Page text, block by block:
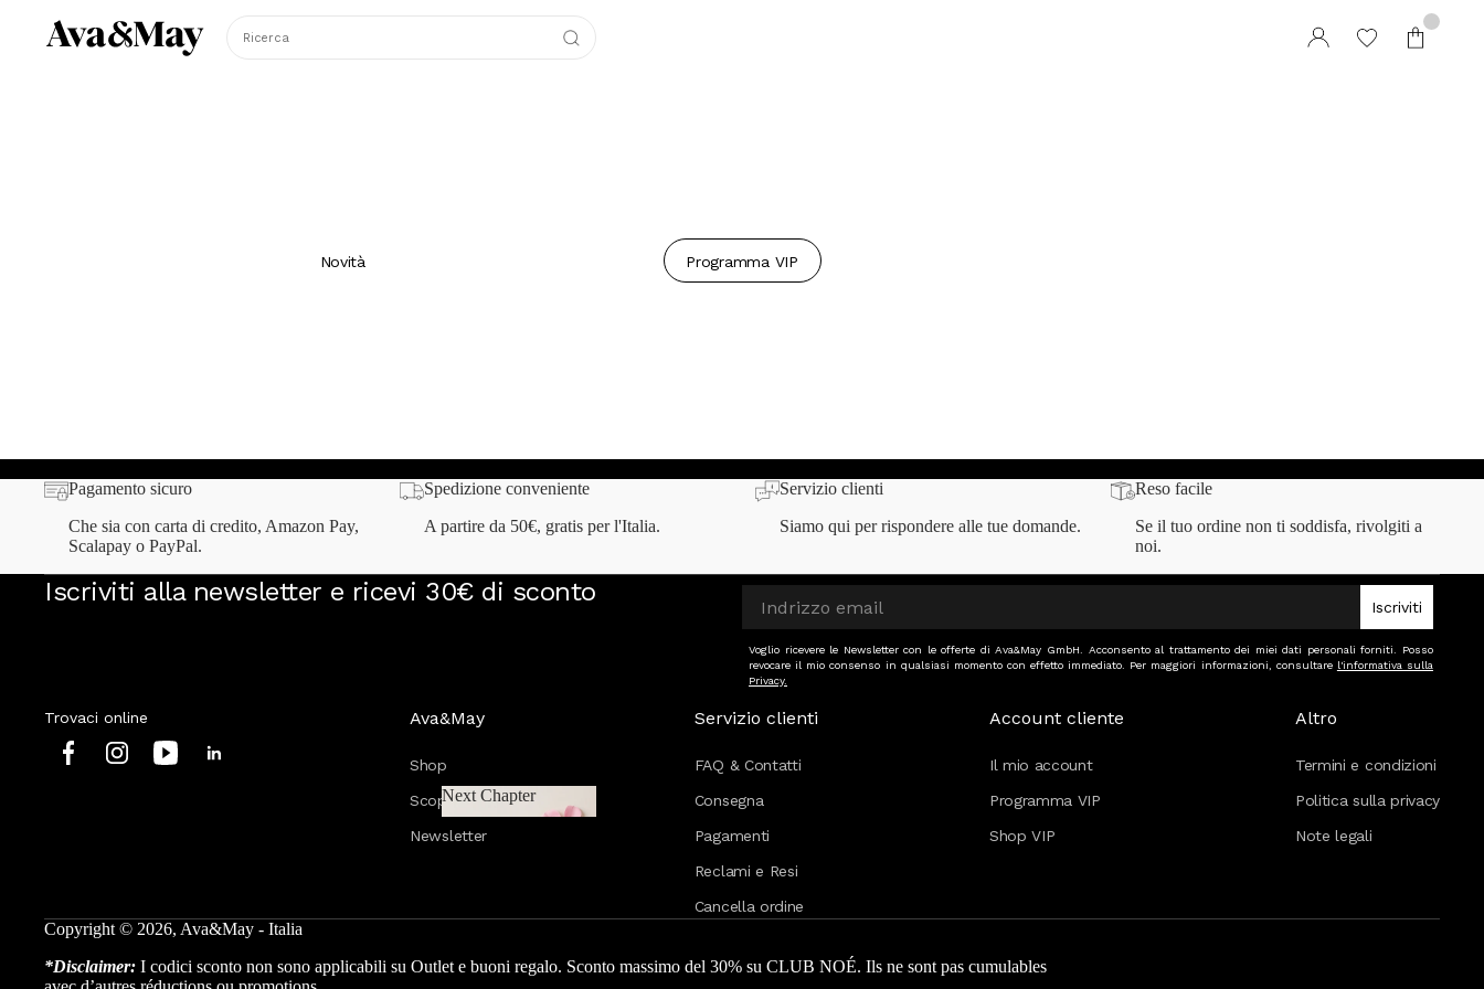
Ricerca
Novità
Shop VIP
Next Chapter
Next Chapter
Programma VIP
Pagamento sicuro
Che sia con carta di credito, Amazon Pay,
Scalapay o PayPal.
Spedizione conveniente
A partire da 50€, gratis per l'Italia.
Servizio clienti
Siamo qui per rispondere alle tue domande.
Reso facile
Se il tuo ordine non ti soddisfa, rivolgiti a
noi.
Iscriviti alla newsletter e ricevi 30€ di sconto Iscriviti
Voglio ricevere le Newsletter con le offerte di Ava&May GmbH. Acconsento al trattamento dei miei dati personali forniti. Posso
revocare il mio consenso in qualsiasi momento con effetto immediato. Per maggiori informazioni, consultare l'informativa sulla
Privacy.
Trovaci online Ava&May
Shop
Scopri Ava&May
Newsletter
Servizio clienti
FAQ & Contatti
Consegna
Pagamenti
Reclami e Resi
Cancella ordine
Account cliente
Il mio account
Programma VIP
Shop VIP
Altro
Termini e condizioni
Politica sulla privacy
Note legali
Copyright © 2026, Ava&May - Italia
*Disclaimer: I codici sconto non sono applicabili su Outlet e buoni regalo. Sconto massimo del 30% su CLUB NOÉ. Ils ne sont pas cumulables